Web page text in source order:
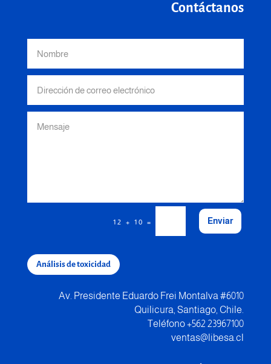
Contáctanos
12 + 10 = Enviar
Análisis de toxicidad
Av. Presidente Eduardo Frei Montalva #6010
Quilicura, Santiago, Chile.
Teléfono +562 23967100
ventas@libesa.cl